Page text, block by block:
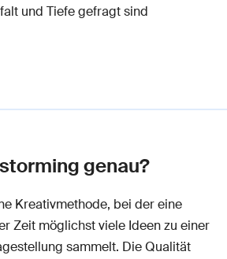
und Tiefe gefragt sind
genau?
Kreativmethode, bei der eine
Zeit möglichst viele Ideen zu einer
sammelt. Die Qualität